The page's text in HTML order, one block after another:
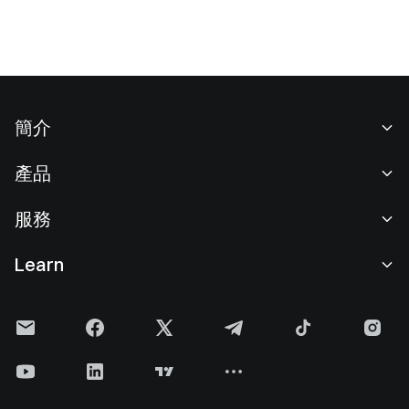
簡介
新聞中心
Cookie 政策
產品
現貨交易
理財中心
服務
費率標準
Learn
Gate 快訊